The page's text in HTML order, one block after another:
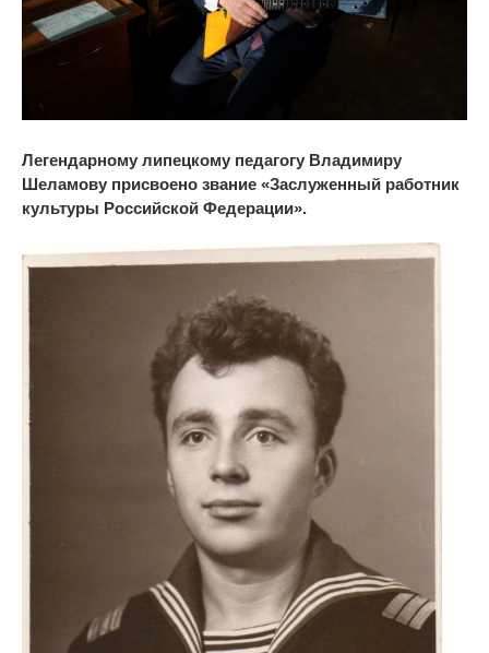
Легендарному липецкому педагогу Владимиру
Шеламову присвоено звание «Заслуженный работник
культуры Российской Федерации».